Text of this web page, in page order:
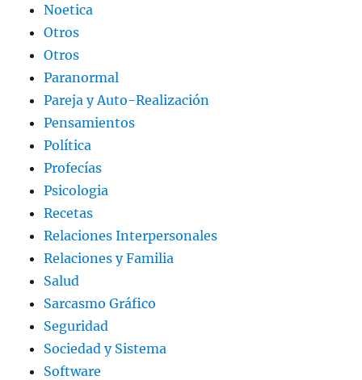
Noetica
Otros
Otros
Paranormal
Pareja y Auto-Realización
Pensamientos
Política
Profecías
Psicologia
Recetas
Relaciones Interpersonales
Relaciones y Familia
Salud
Sarcasmo Gráfico
Seguridad
Sociedad y Sistema
Software